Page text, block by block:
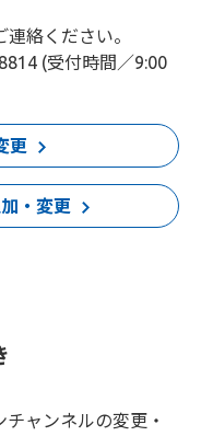
絡ください。
(受付時間／9:00
更
・変更
ャンネルの変更・